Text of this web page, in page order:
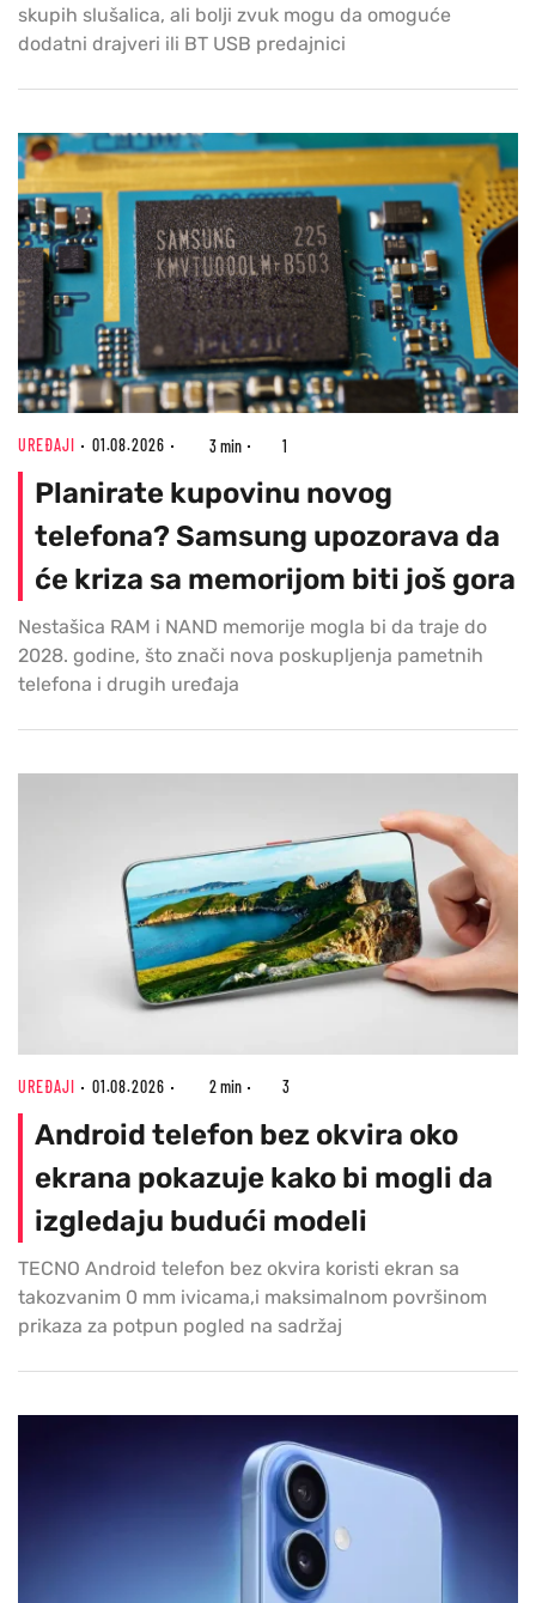
skupih slušalica, ali bolji zvuk mogu da omoguće
dodatni drajveri ili BT USB predajnici
UREĐAJI 01.08.2026 3 min 1
Planirate kupovinu novog
telefona? Samsung upozorava da
će kriza sa memorijom biti još gora
Nestašica RAM i NAND memorije mogla bi da traje do
2028. godine, što znači nova poskupljenja pametnih
telefona i drugih uređaja
UREĐAJI 01.08.2026 2 min 3
Android telefon bez okvira oko
ekrana pokazuje kako bi mogli da
izgledaju budući modeli
TECNO Android telefon bez okvira koristi ekran sa
takozvanim 0 mm ivicama,i maksimalnom površinom
prikaza za potpun pogled na sadržaj